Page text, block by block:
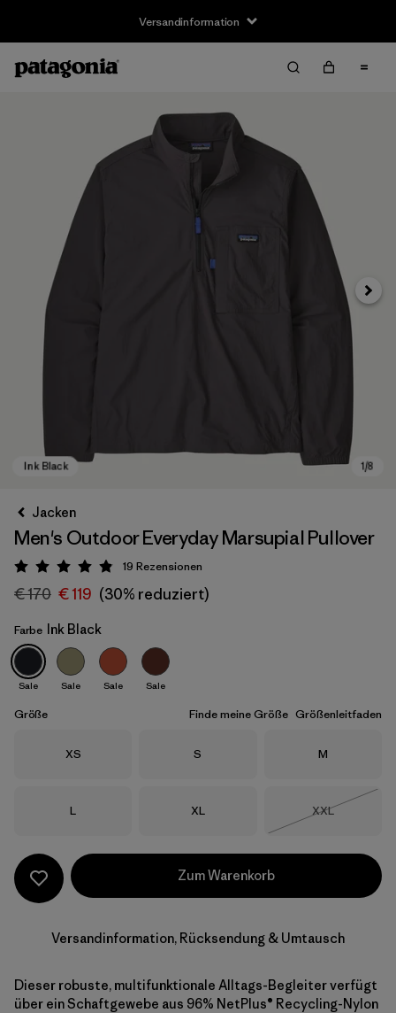
Versandinformation
Ink Black
Jacken
Men's Outdoor Everyday Marsupial Pullover
Bewertung: 4.9 / 5
19 Rezensionen
€ 170 € 119 (30% reduziert)
Farbe Ink Black
Sale Sale Sale Sale
Größe Finde meine Größe Größenleitfaden
Größe
XS Größe
S Größe
M
Größe
L Größe
XL Größe
XXL
Zum Warenkorb
Versandinformation, Rücksendung & Umtausch
Dieser robuste, multifunktionale Alltags-Begleiter verfügt
über ein Schaftgewebe aus 96% NetPlus® Recycling-Nylon